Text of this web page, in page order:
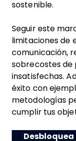
sostenible.
Seguir este
limitaciones de
comunicación,
sobrecostes de
insatisfechas.
éxito con
metodologías
cumplir tus